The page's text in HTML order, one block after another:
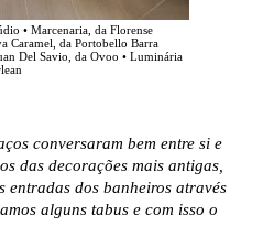
• Marcenaria, da Florense
Caramel, da Portobello Barra
Del Savio, da Ovoo • Luminária
conversaram bem entre si e
das decorações mais antigas,
entradas dos banheiros através
alguns tabus e com isso o